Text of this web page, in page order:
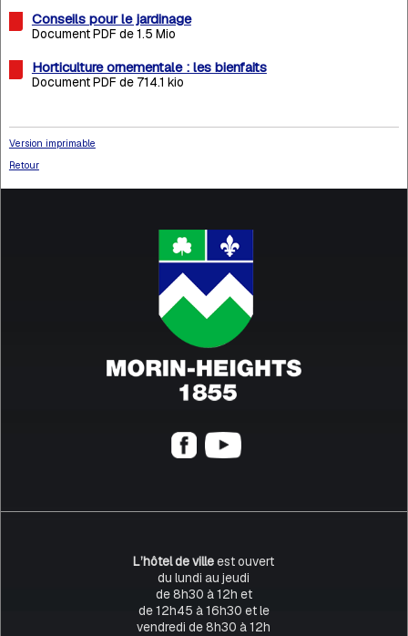
Conseils pour le jardinage
Document PDF de 1.5 Mio
Horticulture ornementale : les bienfaits
Document PDF de 714.1 kio
Version imprimable
Retour
L’hôtel de villeest ouvert
du lundi au jeudi
de 8h30 à 12h et
de 12h45 à 16h30 et le
vendredi de 8h30 à 12h